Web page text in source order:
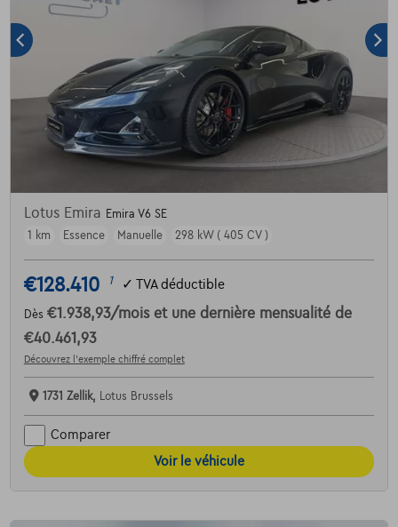
Lotus Emira Emira V6 SE
1 km
Essence Manuelle 298 kW ( 405 CV )
€128.410 1 ✓ TVA déductible
Dès €1.938,93/mois et une dernière mensualité de
€40.461,93
Découvrez l’exemple chiffré complet
1731 Zellik, Lotus Brussels
Comparer
Voir le véhicule